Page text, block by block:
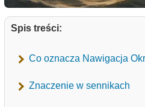
Spis treści:
Co oznacza Nawigacja
Znaczenie w sennikach